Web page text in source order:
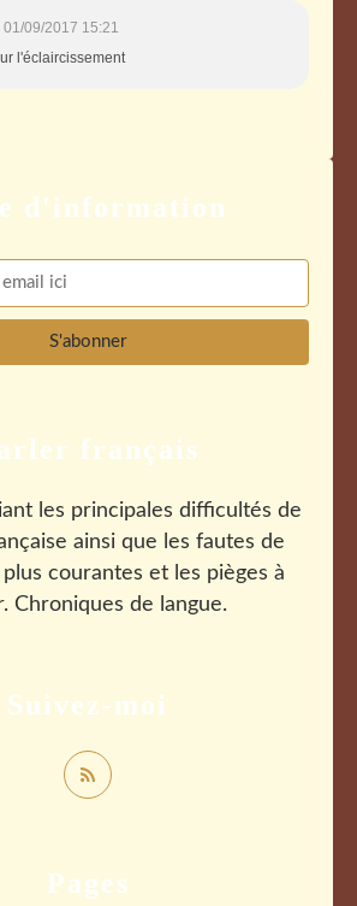
01/09/2017 15:21
l'éclaircissement
Pages
Suivez-moi
français
les principales difficultés de
ainsi que les fautes de
courantes et les pièges à
Chroniques de langue.